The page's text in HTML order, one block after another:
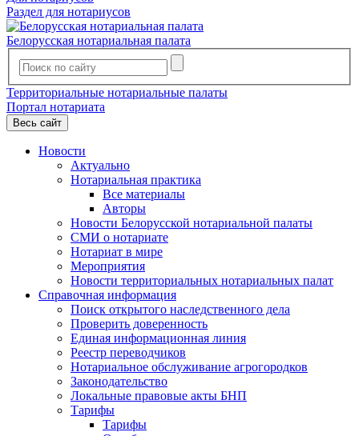
Раздел для нотариусов
Белорусская нотариальная палата
Территориальные нотариальные палаты
Портал нотариата
Весь сайт
Новости
Актуально
Нотариальная практика
Все материалы
Авторы
Новости Белорусской нотариальной палаты
СМИ о нотариате
Нотариат в мире
Мероприятия
Новости территориальных нотариальных палат
Справочная информация
Поиск открытого наследственного дела
Проверить доверенность
Единая информационная линия
Реестр переводчиков
Нотариальное обслуживание агрогородков
Законодательство
Локальные правовые акты БНП
Тарифы
Тарифы